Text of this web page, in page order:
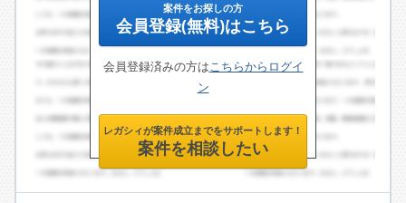
案件をお探しの方
会員登録(無料)はこちら
会員登録済みの方はこちらからログイ
ン
レガシィが案件成立までをサポートします！
案件を相談したい